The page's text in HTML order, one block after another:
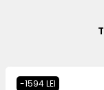
-1594 LEI